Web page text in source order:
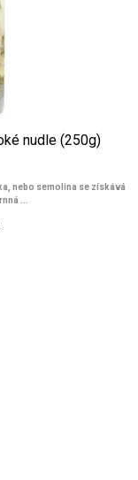
nudle (250g)
nebo semolina se získává
...